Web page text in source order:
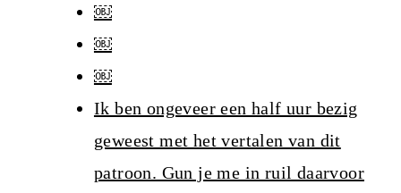
￼
￼
￼
Ik ben ongeveer een half uur bezig
geweest met het vertalen van dit
patroon. Gun je me in ruil daarvoor